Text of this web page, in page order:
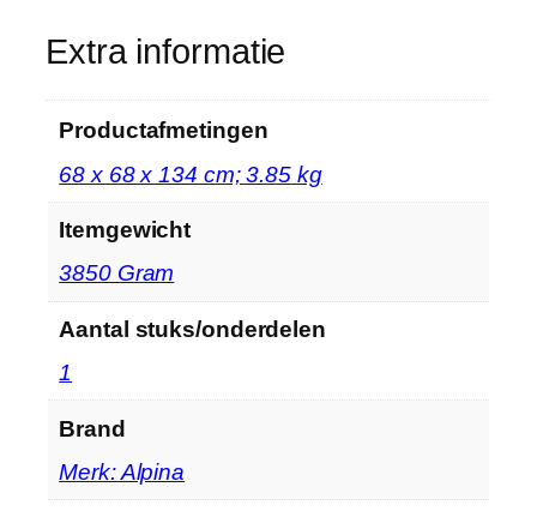
l
h
e
Extra informatie
Productafmetingen
‎68 x 68 x 134 cm; 3.85 kg
Itemgewicht
‎3850 Gram
Aantal stuks/onderdelen
‎1
Brand
Merk: Alpina